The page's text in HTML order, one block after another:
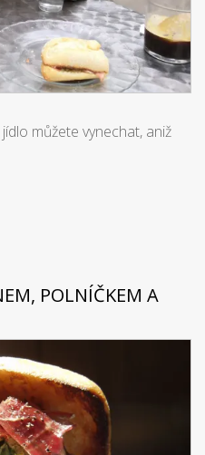
můžete vynechat, aniž
POLNÍČKEM A